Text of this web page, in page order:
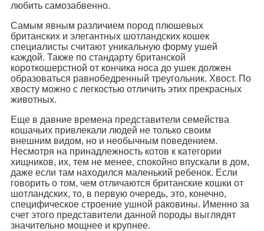
любить самозабвенно.
Самым явным различием пород плюшевых
британских и элегантных шотландских кошек
специалисты считают уникальную форму ушей
каждой. Также по стандарту британской
короткошерстной от кончика носа до ушек должен
образоваться равнобедренный треугольник. Хвост. По
хвосту можно с легкостью отличить этих прекрасных
животных.
Еще в давние времена представители семейства
кошачьих привлекали людей не только своим
внешним видом, но и необычным поведением.
Несмотря на принадлежность котов к категории
хищников, их, тем не менее, спокойно впускали в дом,
даже если там находился маленький ребенок. Если
говорить о том, чем отличаются британские кошки от
шотландских, то, в первую очередь, это, конечно,
специфическое строение ушной раковины. Именно за
счет этого представители данной породы выглядят
значительно мощнее и крупнее.